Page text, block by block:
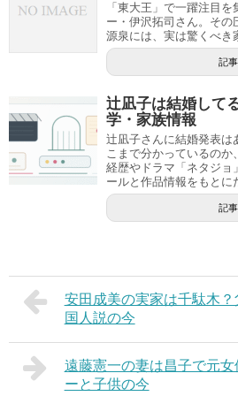
「東大王」で一躍注目
ー・伊沢拓司さん。そ
源泉には、実は驚くべき
記
辻凪子は結婚して
学・家族情報
辻凪子さんに結婚発表は
こまで分かっているの
経歴やドラマ「ネタジョ
ールと作品情報をもとに
記
安田成美の実家は千駄木
国人説の今
遠藤憲一の妻は昌子で元
ーと子供の今